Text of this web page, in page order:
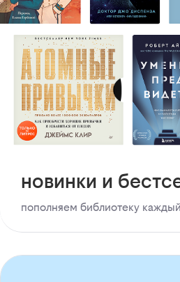
новинки и
пополняем библиотеку